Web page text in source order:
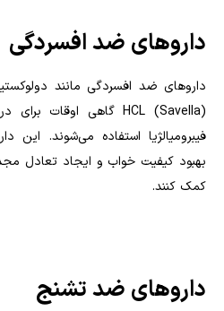
داروهای ضد افسردگی
داروهای ضد افسردگی مانند
HCL (Savella)گاهی اوقات برای
فیبرومیالژیا استفاده می‌شوند.
بهبود کیفیت خواب و ایجاد تعادل
کمک کنند.
داروهای ضد تشنج